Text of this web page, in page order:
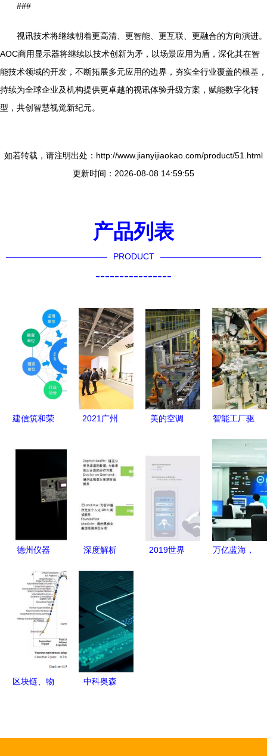
###
视讯技术将继续朝着更高清、更智能、更互联、更融合的方向演进。
AOC商用显示器将继续以技术创新为矛，以场景应用为盾，深化其在智
能技术领域的开发，不断拓展多元应用的边界，夯实全行业覆盖的根基，
持续为全球企业及机构提供更卓越的视讯体验升级方案，赋能数字化转
型，共创智慧视觉新纪元。
如若转载，请注明出处：http://www.jianyijiaokao.com/product/51.html
更新时间：2026-08-08 14:59:55
产品列表
PRODUCT
----------------
建信筑和荣
能技术领域
2021广州
智能技术开
美的空调
效，领航绿
色可持续发
展
智能工厂驱
领域发展高
潮，智能技
术开发成为
核心引擎
德州仪器
技术领域的
创新突破与
未来展望
深度解析
角下人工智
能在医疗行
业的发展与
智能技术领
域内的关键
技术开发
2019世界
万亿蓝海，
区块链、物
中科奥森